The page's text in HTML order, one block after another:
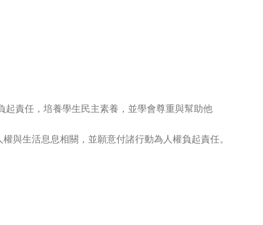
責任，培養學生民主素養，並學會尊重與幫助他
與生活息息相關，並願意付諸行動為人權負起責任。